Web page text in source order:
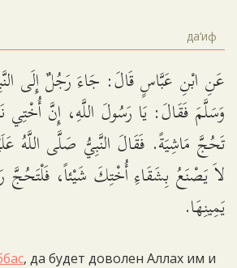
да‘иф
عَنِ ابْنِ عَبَّاسٍ قَالَ: جَاءَ رَجُلٌ إِلَى
وَسَلَّمَ فَقَالَ: يَا رَسُولَ اللَّهِ، إِنَّ
تَحُجَّ مَاشِيَةً. فَقَالَ النَّبِيُّ صَلَّى اللَّهُ
لاَ يَصْنَعُ بِشَقَاءِ أُخْتِكَ شَيْئاً، فَلْتَحُجَّ
يَمِينِهَا.
, да будет доволен Аллах им и